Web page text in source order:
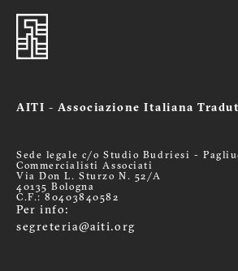
AITI - Associazione Italiana
Sede legale c/o Studio Budriesi -
Commercialisti Associati
Via Don L. Sturzo N. 52/A
40135 Bologna
C.F.: 80403840582
Per info:
segreteria@aiti.org